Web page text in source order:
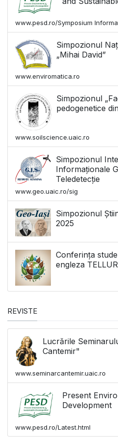
www.pesd.ro/Symposium
Simpozionul
„Mihai David”
www.enviromatica.ro
Simpozionul
pedogenetice
www.soilscience.uaic.ro
Simpozionul
Informaționale
Teledetecție
www.geo.uaic.ro/sig
Simpozionul
2025
Conferința
engleza
REVISTE
Lucrările
Cantemir"
www.seminarcantemir.uaic.ro
Present
Development
www.pesd.ro/Latest.html